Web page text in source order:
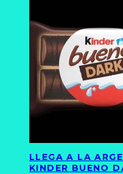
LLEGA A LA
KINDER BUENO